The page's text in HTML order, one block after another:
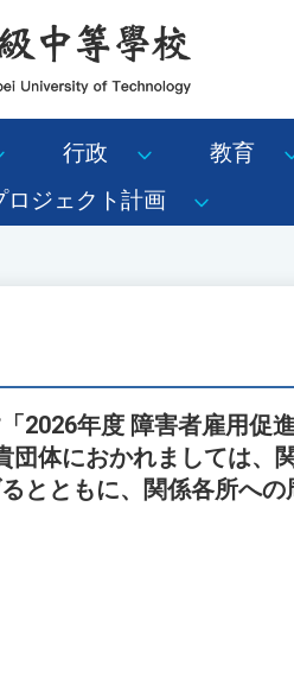
行政 教育
ロジェクト計画
2026年度 障害者雇用促
団体におかれましては、
とともに、関係各所へ